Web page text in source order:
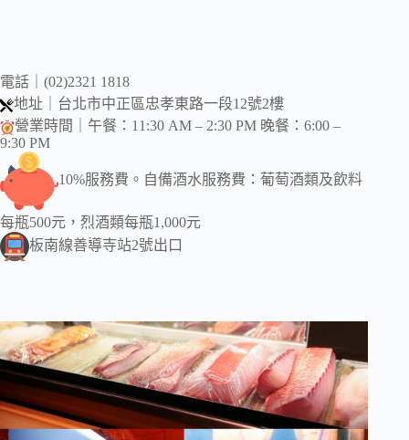
電話｜(02)2321 1818
地址｜台北市中正區忠孝東路一段12號2樓
營業時間｜午餐：11:30 AM – 2:30 PM 晚餐：6:00 –
9:30 PM
10%服務費。自備酒水服務費：葡萄酒類及飲料
每瓶500元，烈酒類每瓶1,000元
板南線善導寺站2號出口